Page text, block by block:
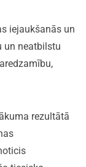
iejaukšanās un
un neatbilstu
rezultātā